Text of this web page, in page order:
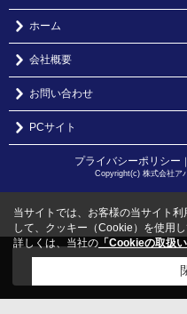
ホーム
会社概要
お問い合わせ
PCサイト
プライバシーポリシー
Copyright(c) 株式会社ア
こちらの物件をご覧
当サイトでは、お客様の当サイト
して、クッキー（Cookie）を使用し
詳しくは、当社の 「Cookieの取扱